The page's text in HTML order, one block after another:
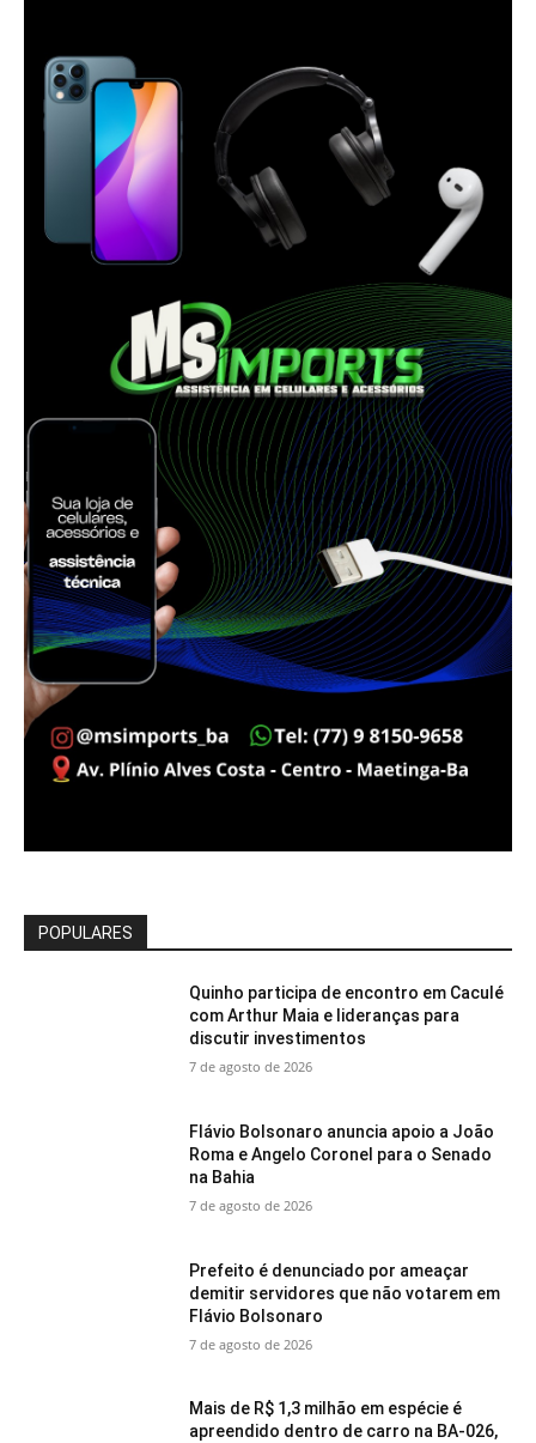
POPULARES
Quinho participa de encontro em Caculé
com Arthur Maia e lideranças para
discutir investimentos
7 de agosto de 2026
Flávio Bolsonaro anuncia apoio a João
Roma e Angelo Coronel para o Senado
na Bahia
7 de agosto de 2026
Prefeito é denunciado por ameaçar
demitir servidores que não votarem em
Flávio Bolsonaro
7 de agosto de 2026
Mais de R$ 1,3 milhão em espécie é
apreendido dentro de carro na BA-026,